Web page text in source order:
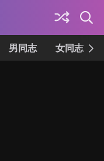
男同志 女同志